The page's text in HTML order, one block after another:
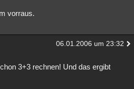
vorraus.
06.01.2006 um 23:32
3+3 rechnen! Und das ergibt